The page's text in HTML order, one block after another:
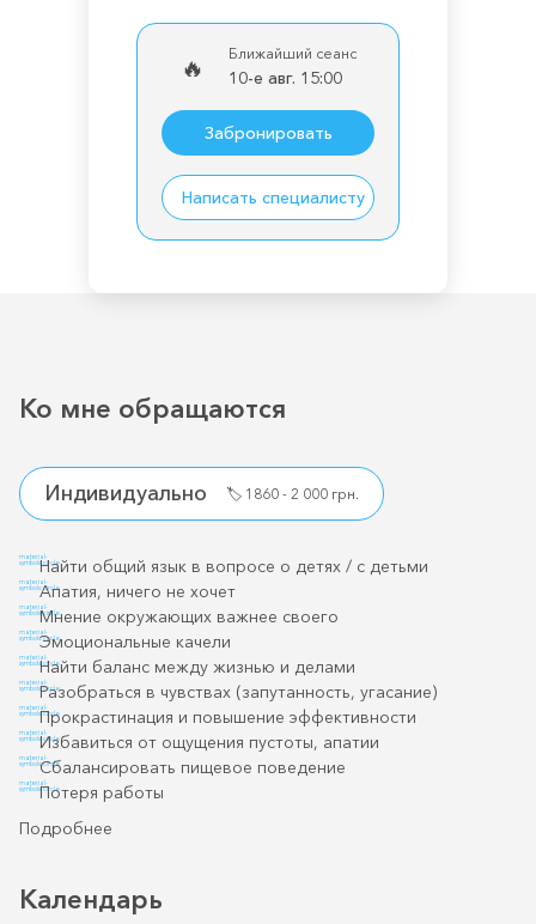
🔥
Ближайший сеанс
10-е авг. 15:00
Забронировать
Написать специалисту
Ко мне обращаются
Индивидуально 🏷️ 1860 - 2 000 грн.
material-
symbols:circleНайти общий язык в вопросе о детях / с детьми
material-
symbols:circleАпатия, ничего не хочет
material-
symbols:circleМнение окружающих важнее своего
material-
symbols:circleЭмоциональные качели
material-
symbols:circleНайти баланс между жизнью и делами
material-
symbols:circleРазобраться в чувствах (запутанность, угасание)
material-
symbols:circleПрокрастинация и повышение эффективности
material-
symbols:circleИзбавиться от ощущения пустоты, апатии
material-
symbols:circleСбалансировать пищевое поведение
material-
symbols:circleПотеря работы
Подробнее
Календарь